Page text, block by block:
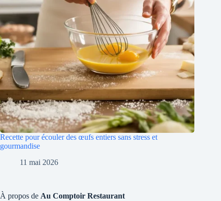
Recette pour écouler des œufs entiers sans stress et
gourmandise
11 mai 2026
À propos de Au Comptoir Restaurant